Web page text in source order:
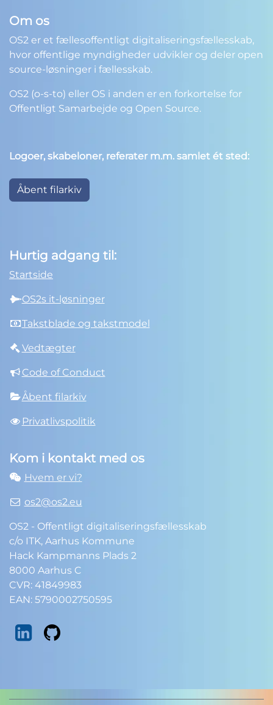
Om os
OS2 er et fællesoffentligt digitaliseringsfællesskab,
hvor offentlige myndigheder udvikler og deler open
source-løsninger i fællesskab.
OS2 (o-s-to) eller OS i anden er en forkortelse for
Offentligt Samarbejde og Open Source.
Logoer, skabeloner, referater m.m. samlet ét sted:
Åbent filarkiv
Hurtig adgang til:
Startside
OS2s it-løsninger
Takstblade og takstmodel
Vedtægter
Code of Conduct
Åbent filarkiv
Privatlivspolitik
Kom i kontakt med os
Hvem er vi?
os2@os2.eu
OS2 - Offentligt digitaliseringsfællesskab
c/o ITK, Aarhus Kommune
Hack Kampmanns Plads 2
8000 Aarhus C
CVR: 41849983
EAN: 5790002750595